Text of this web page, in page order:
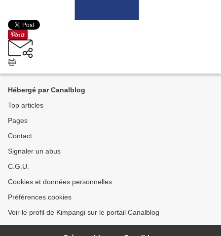
Hébergé par Canalblog
Top articles
Pages
Contact
Signaler un abus
C.G.U.
Cookies et données personnelles
Préférences cookies
Voir le profil de Kimpangi sur le portail Canalblog